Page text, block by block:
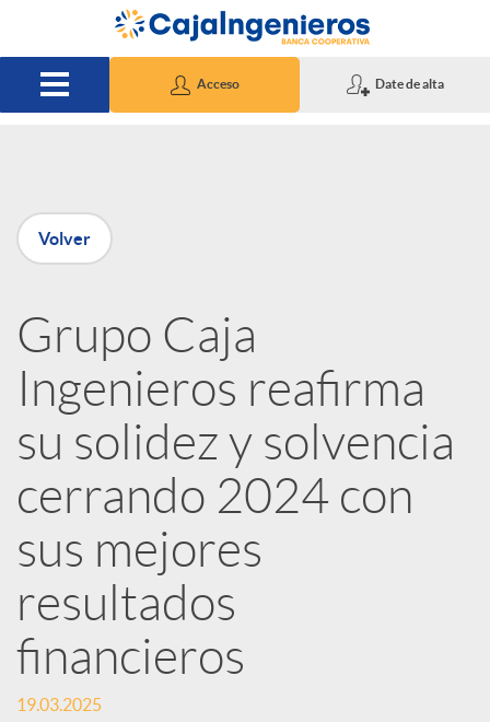
Saltar al contenido principal
Acceso Date de alta
P
u
b
l
i
c
a
d
Volver
Grupo Caja
Ingenieros reafirma
su solidez y solvencia
cerrando 2024 con
sus mejores
resultados
financieros
19.03.2025